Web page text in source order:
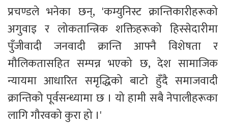
प्रचण्डले भनेका छन्, 'कम्युनिस्ट क्रान्तिकारीहरूको
अगुवाइ र लोकतान्त्रिक शक्तिहरूको हिस्सेदारीमा
पुँजीवादी जनवादी क्रान्ति आफ्नै विशेषता र
मौलिकतासहित सम्पन्न भएको छ, देश सामाजिक
न्यायमा आधारित समृद्धिको बाटो हुँदै समाजवादी
क्रान्तिको पूर्वसन्ध्यामा छ । यो हामी सबै नेपालीहरूका
लागि गौरवको कुरा हो ।'